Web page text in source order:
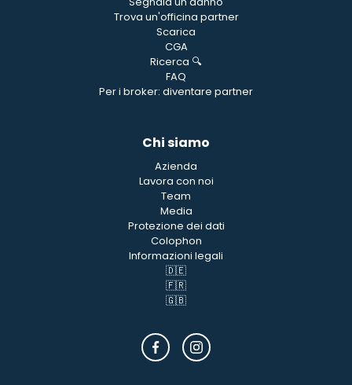
Trova un'officina partner
Scarica
CGA
Ricerca 🔍
FAQ
Per i broker: diventare partner
Chi siamo
Azienda
Lavora con noi
Team
Media
Protezione dei dati
Colophon
Informazioni legali
🇩🇪
🇫🇷
🇬🇧